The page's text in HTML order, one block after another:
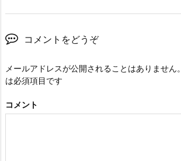
コメントをどうぞ
メールアドレスが公開されることはありません。
は必須項目です
コメント